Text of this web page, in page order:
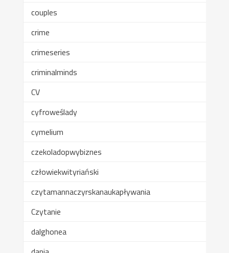
couples
crime
crimeseries
criminalminds
CV
cyfroweślady
cymelium
czekoladopwybiznes
człowiekwityriański
czytamannaczyrskanaukapływania
Czytanie
dalghonea